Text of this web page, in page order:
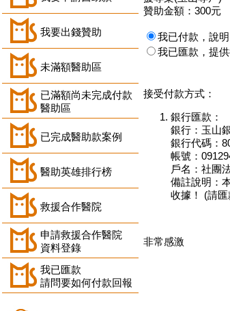
我要出錢贊助
未滿額醫助區
已滿額尚未完成付款
醫助區
已完成醫助款案例
醫助英雄排行榜
救援合作醫院
申請救援合作醫院
資料登錄
我已匯款
請問要如何付款回報
贊助金額：300元
我已付款，說明
我已匯款，提
接受付款方式：
銀行匯款：
銀行：玉山
銀行代碼：
帳號：
戶名：社團
備註說明：
收據！ (請
非常感激